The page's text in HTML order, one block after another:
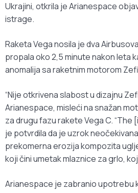
Ukrajini, otkrila je Arianespace
istrage.
Raketa Vega nosila je dva
propala oko 2,5 minute nakon leta
anomalija sa raketnim motorom
“Nije otkrivena slabost u dizajnu
Arianespace, misleći na snažan
za drugu fazu rakete Vega C. “The
je potvrdila da je uzrok
prekomerna erozija kompozita
koji čini umetak mlaznice za grlo,
Arianespace je zabranio upotrebu